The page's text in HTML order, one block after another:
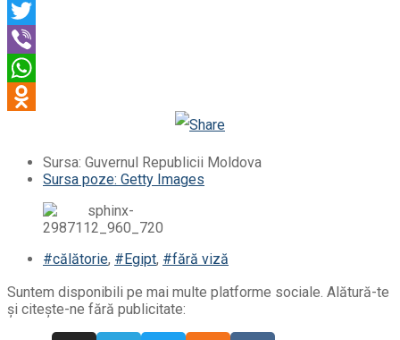
Odnoklassniki
Sursa: Guvernul Republicii Moldova
Sursa poze: Getty Images
#călătorie, #Egipt, #fără viză
Suntem disponibili pe mai multe platforme sociale. Alătură-te
și citește-ne fără publicitate: